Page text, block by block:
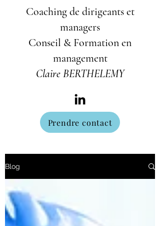
Coaching de dirigeants et
managers
Conseil & Formation en
management
Claire BERTHELEMY
Prendre contact
Blog